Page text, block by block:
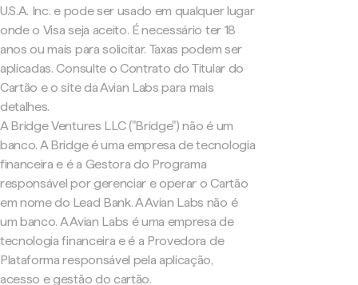
U.S.A. Inc. e pode ser usado em qualquer lugar
onde o Visa seja aceito. É necessário ter 18
anos ou mais para solicitar. Taxas podem ser
aplicadas. Consulte o Contrato do Titular do
Cartão e o site da Avian Labs para mais
detalhes.
A Bridge Ventures LLC ("Bridge") não é um
banco. A Bridge é uma empresa de tecnologia
financeira e é a Gestora do Programa
responsável por gerenciar e operar o Cartão
em nome do Lead Bank. A Avian Labs não é
um banco. A Avian Labs é uma empresa de
tecnologia financeira e é a Provedora de
Plataforma responsável pela aplicação,
acesso e gestão do cartão.